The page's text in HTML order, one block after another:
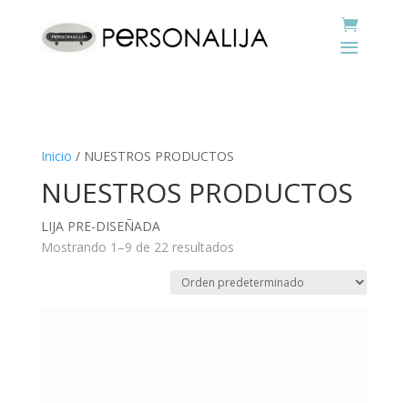
Inicio / NUESTROS PRODUCTOS
NUESTROS PRODUCTOS
LIJA PRE-DISEÑADA
Mostrando 1–9 de 22 resultados